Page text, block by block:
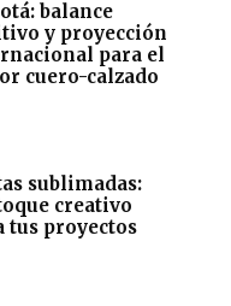
balance
y proyección
para el
cuero-calzado
sublimadas:
creativo
tus proyectos